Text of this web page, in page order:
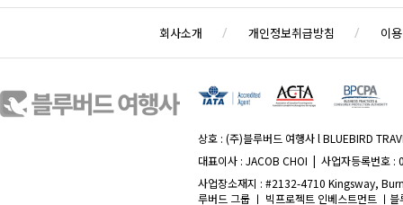
회사소개 개인정보취급방침 이
상호 : (주)블루버드 여행사 l BLUEBIRD
대표이사 : JACOB CHOI | 사업자등록번
사업장소재지 : #2132-4710 Kingsway,
루버드 그룹 ㅣ 빅프로젝트 인베스트먼트 ㅣ블